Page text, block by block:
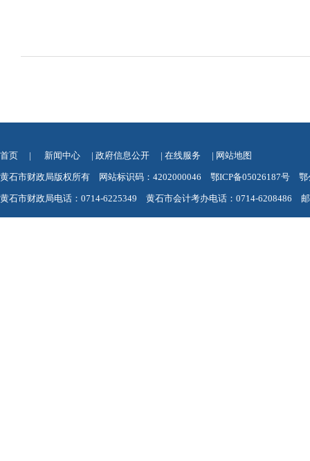
首页 | 新闻中心 | 政府信息公开 | 在线服务 | 网站地图
黄石市财政局版权所有 网站标识码：4202000046 鄂ICP备05026187号 鄂
黄石市财政局电话：0714-6225349 黄石市会计考办电话：0714-6208486